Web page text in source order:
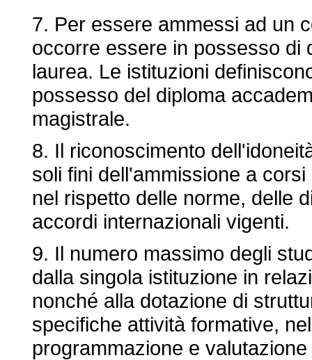
7. Per essere ammessi ad un
occorre essere in possesso di
laurea. Le istituzioni
possesso del diploma
magistrale.
8. Il riconoscimento
soli fini dell'ammissione a
nel rispetto delle norme, delle
accordi internazionali vigenti.
9. Il numero massimo degli
dalla singola istituzione in
nonché alla dotazione di
specifiche attività formative,
programmazione e